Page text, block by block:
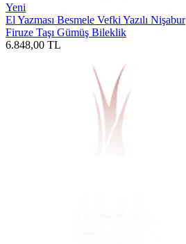
Yeni
El Yazması Besmele Vefki Yazılı Nişabur
Firuze Taşı Gümüş Bileklik
6.848,00 TL